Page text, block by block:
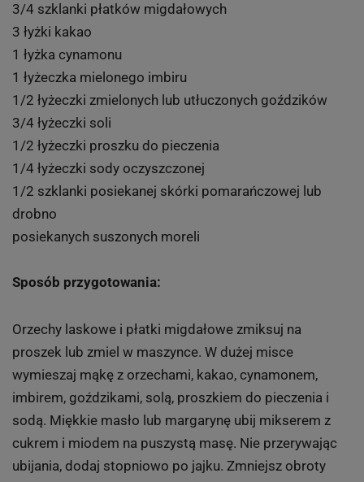
3/4 szklanki płatków migdałowych
3 łyżki kakao
1 łyżka cynamonu
1 łyżeczka mielonego imbiru
1/2 łyżeczki zmielonych lub utłuczonych goździków
3/4 łyżeczki soli
1/2 łyżeczki proszku do pieczenia
1/4 łyżeczki sody oczyszczonej
1/2 szklanki posiekanej skórki pomarańczowej lub
drobno
posiekanych suszonych moreli
Sposób przygotowania:
Orzechy laskowe i płatki migdałowe zmiksuj na
proszek lub zmiel w maszynce. W dużej misce
wymieszaj mąkę z orzechami, kakao, cynamonem,
imbirem, goździkami, solą, proszkiem do pieczenia i
sodą. Miękkie masło lub margarynę ubij mikserem z
cukrem i miodem na puszystą masę. Nie przerywając
ubijania, dodaj stopniowo po jajku. Zmniejsz obroty